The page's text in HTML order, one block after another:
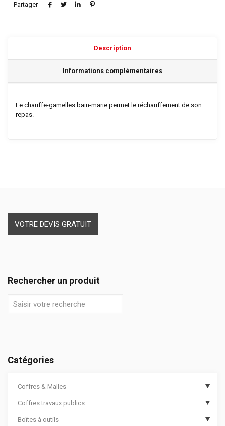
Partager
Description
Informations complémentaires
Le chauffe-gamelles bain-marie permet le réchauffement de son
repas.
VOTRE DEVIS GRATUIT
Rechercher un produit
Catégories
Coffres & Malles
Coffres de chantier
Options de coffres de chantier
Coffres travaux publics
Coffres de travaux publics
Boîtes à outils